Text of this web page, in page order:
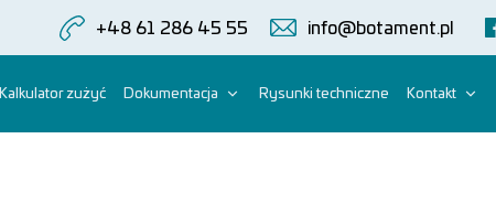
+48 61 286 45 55 info@botament.pl
Kalkulator zużyć Dokumentacja Rysunki techniczne Kontakt